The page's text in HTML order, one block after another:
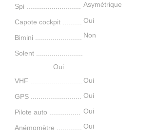
Spi .......................
Capote cockpit ..........
Bimini ........................
Solent ........................
Asymétrique
Oui
Non
Oui
VHF ...........................
GPS ..........................
Pilote auto ................
Anémomètre .............
Oui
Oui
Oui
Oui